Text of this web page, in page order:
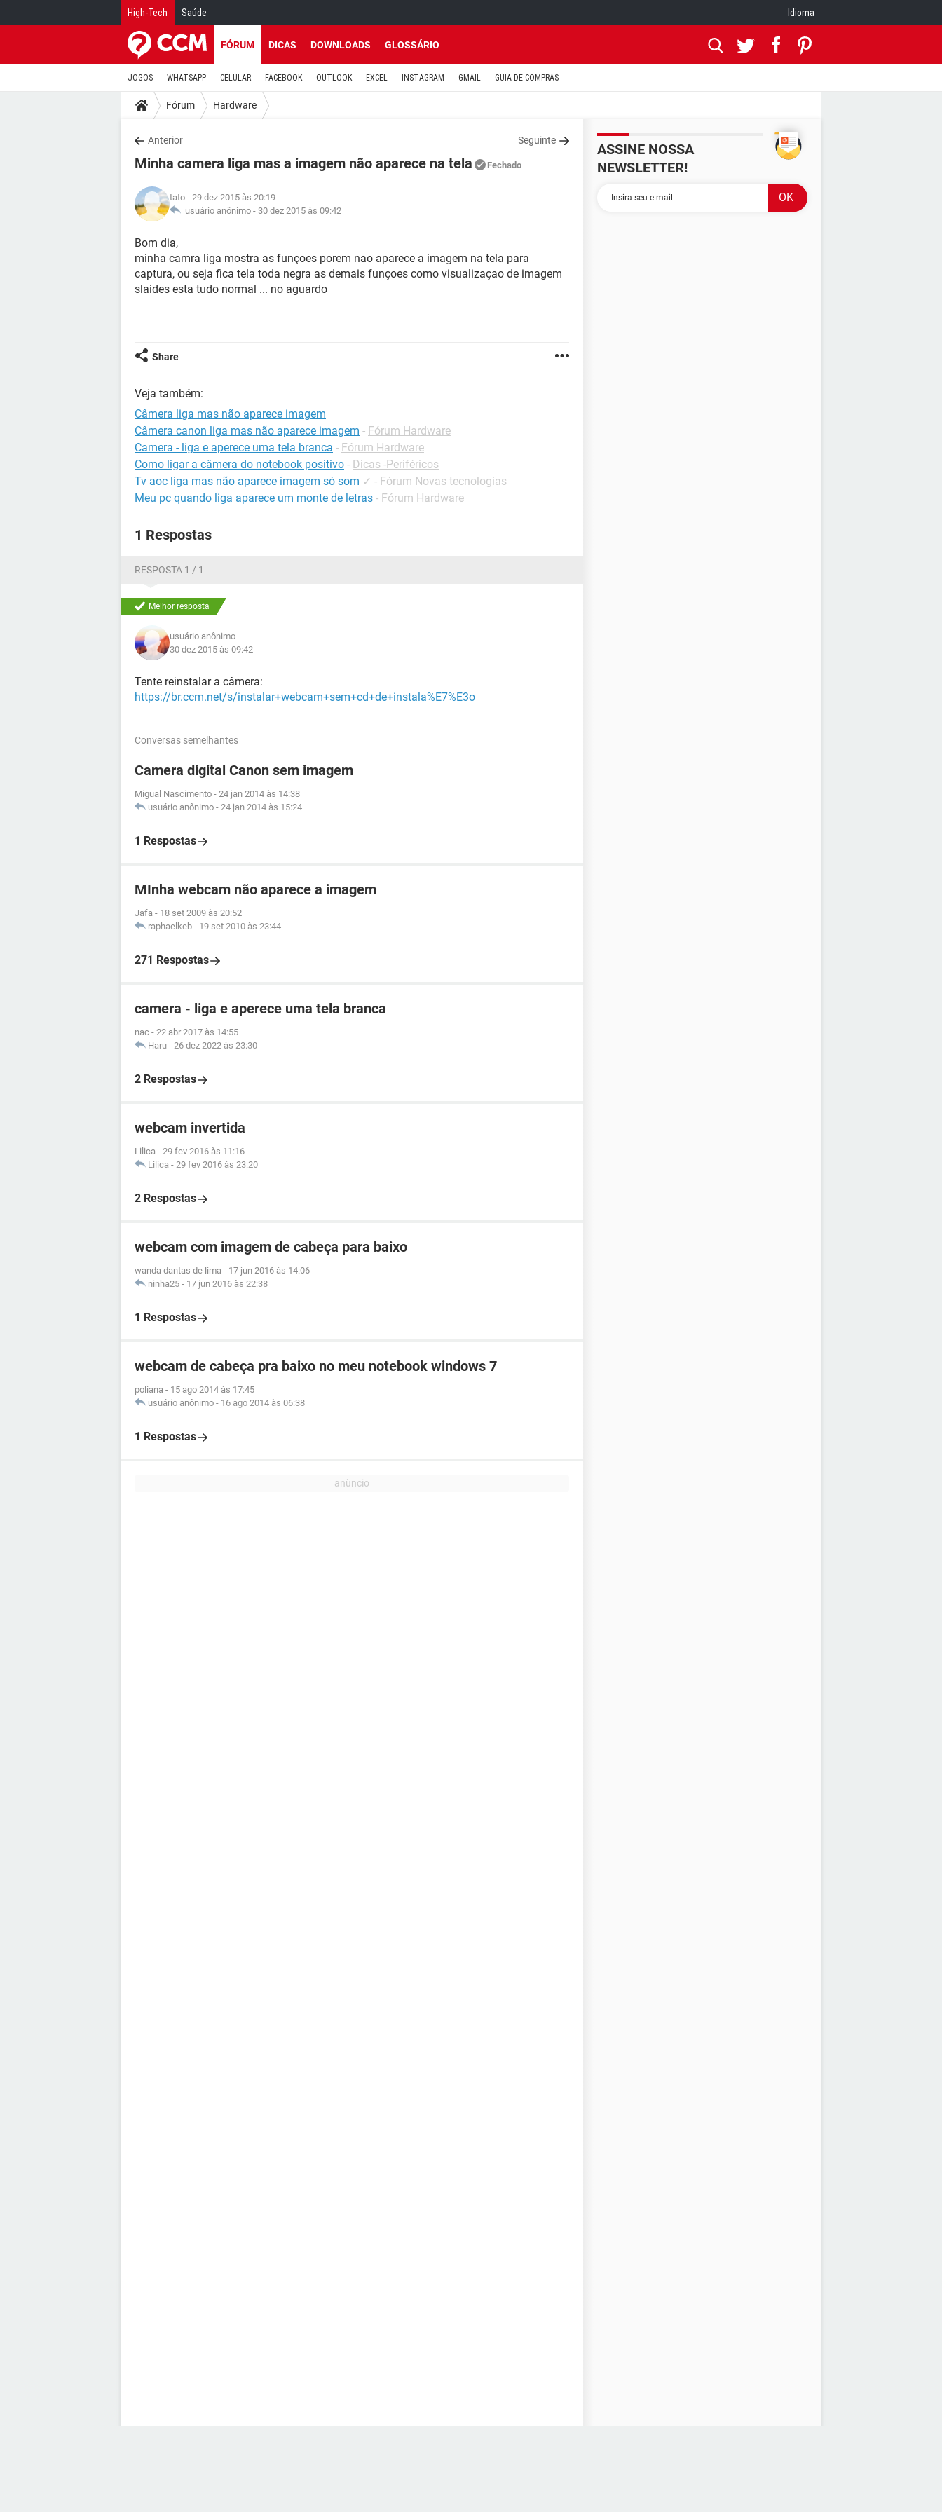
High-Tech Saúde Idioma
FÓRUM DICAS DOWNLOADS GLOSSÁRIO
JOGOS WHATSAPP CELULAR FACEBOOK OUTLOOK EXCEL INSTAGRAM GMAIL GUIA DE COMPRAS
Fórum Hardware
Anterior Seguinte
Minha camera liga mas a imagem não aparece na tela Fechado
tato - 29 dez 2015 às 20:19
usuário anônimo - 30 dez 2015 às 09:42
Bom dia,
minha camra liga mostra as funçoes porem nao aparece a imagem na tela para
captura, ou seja fica tela toda negra as demais funçoes como visualizaçao de imagem
slaides esta tudo normal ... no aguardo
Share
Veja também:
Câmera liga mas não aparece imagem
Câmera canon liga mas não aparece imagem - Fórum Hardware
Camera - liga e aperece uma tela branca - Fórum Hardware
Como ligar a câmera do notebook positivo - Dicas -Periféricos
Tv aoc liga mas não aparece imagem só som ✓ - Fórum Novas tecnologias
Meu pc quando liga aparece um monte de letras - Fórum Hardware
1 Respostas
RESPOSTA 1 / 1
Melhor resposta
usuário anônimo
30 dez 2015 às 09:42
Tente reinstalar a câmera:
https://br.ccm.net/s/instalar+webcam+sem+cd+de+instala%E7%E3o
Conversas semelhantes
Camera digital Canon sem imagem
Migual Nascimento - 24 jan 2014 às 14:38
usuário anônimo - 24 jan 2014 às 15:24
1 Respostas
MInha webcam não aparece a imagem
Jafa - 18 set 2009 às 20:52
raphaelkeb - 19 set 2010 às 23:44
271 Respostas
camera - liga e aperece uma tela branca
nac - 22 abr 2017 às 14:55
Haru - 26 dez 2022 às 23:30
2 Respostas
webcam invertida
Lilica - 29 fev 2016 às 11:16
Lilica - 29 fev 2016 às 23:20
2 Respostas
webcam com imagem de cabeça para baixo
wanda dantas de lima - 17 jun 2016 às 14:06
ninha25 - 17 jun 2016 às 22:38
1 Respostas
webcam de cabeça pra baixo no meu notebook windows 7
poliana - 15 ago 2014 às 17:45
usuário anônimo - 16 ago 2014 às 06:38
1 Respostas
ASSINE NOSSA
NEWSLETTER!